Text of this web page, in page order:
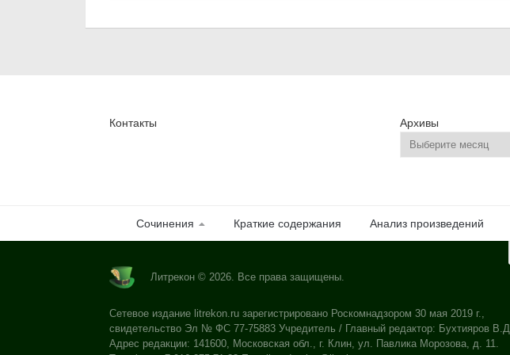
Контакты Архивы
Сочинения Краткие содержания Анализ произведений
Литрекон © 2026. Все права защищены.
Сетевое издание litrekon.ru зарегистрировано Роскомнадзором 30 мая 2019 г.,
свидетельство Эл № ФС 77-75883 Учредитель / Главный редактор: Бухтияров В.Д.
Адрес редакции: 141600, Московская обл., г. Клин, ул. Павлика Морозова, д. 11.